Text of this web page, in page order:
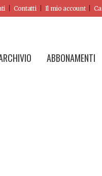
Contatti Il mio account
ABBONAMENTI